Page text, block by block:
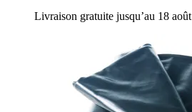
Livraison gratuite jusqu’au 18 août